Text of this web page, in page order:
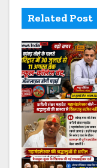
i
g
a
t
i
o
n
Related Post